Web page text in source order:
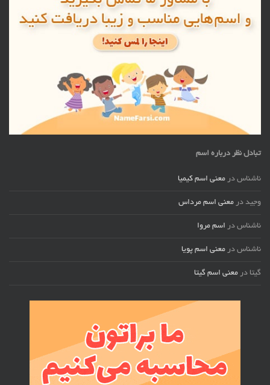
تبادل نظر درباره اسم
ناشناس در معنی اسم کیمیا
وجید در معنی اسم مرداس
ناشناس در اسم مروا
ناشناس در معنی اسم پویا
گیتا در معنی اسم گیتا